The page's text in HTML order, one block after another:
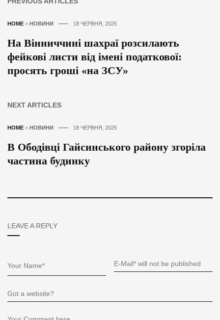
HOME > НОВИНИ 18 ЧЕРВНЯ, 2025
На Вінниччині шахраї розсилають
фейкові листи від імені податкової:
просять гроші «на ЗСУ»
NEXT ARTICLES
HOME > НОВИНИ 18 ЧЕРВНЯ, 2025
В Ободівці Гайсинського району згоріла
частина будинку
LEAVE A REPLY